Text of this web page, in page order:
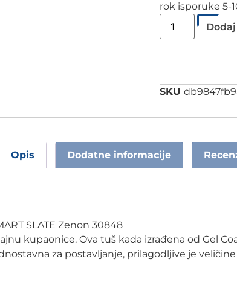
rok isporuke 5-
SKU
Opis Dodatne informacije
SLATE Zenon 30848
kupaonice. Ova tuš kada izrađena od Gel
za postavljanje, prilagodljive je